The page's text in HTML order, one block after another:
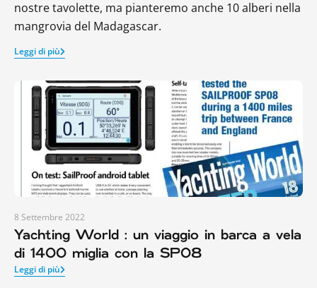
nostre tavolette, ma pianteremo anche 10 alberi nella
mangrovia del Madagascar.
Leggi di più
8 Settembre 2022
Yachting World : un viaggio in barca a vela
di 1400 miglia con la SP08
Leggi di più